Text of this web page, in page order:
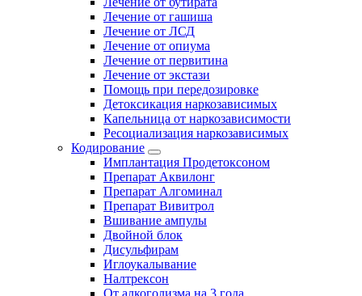
Лечение от гашиша
Лечение от ЛСД
Лечение от опиума
Лечение от первитина
Лечение от экстази
Помощь при передозировке
Детоксикация наркозависимых
Капельница от наркозависимости
Ресоциализация наркозависимых
Кодирование
Имплантация Продетоксоном
Препарат Аквилонг
Препарат Алгоминал
Препарат Вивитрол
Вшивание ампулы
Двойной блок
Дисульфирам
Иглоукалывание
Налтрексон
От алкоголизма на 3 года